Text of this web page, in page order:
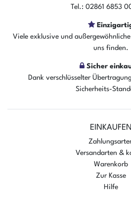
Tel.: 02861 6853
Viele exklusive und
uns finden.
Sicher
Dank verschlüsselter
Sicherheits-
EINKAUFEN
Versandarten &
Warenkorb
Zur Kasse
Hilfe